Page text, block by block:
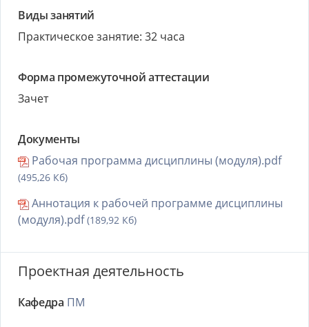
Виды занятий
Практическое занятие: 32 часа
Форма промежуточной аттестации
Зачет
Документы
Рабочая программа дисциплины (модуля).pdf
(495,26 Кб)
Аннотация к рабочей программе дисциплины
(модуля).pdf(189,92 Кб)
Проектная деятельность
Кафедра ПМ